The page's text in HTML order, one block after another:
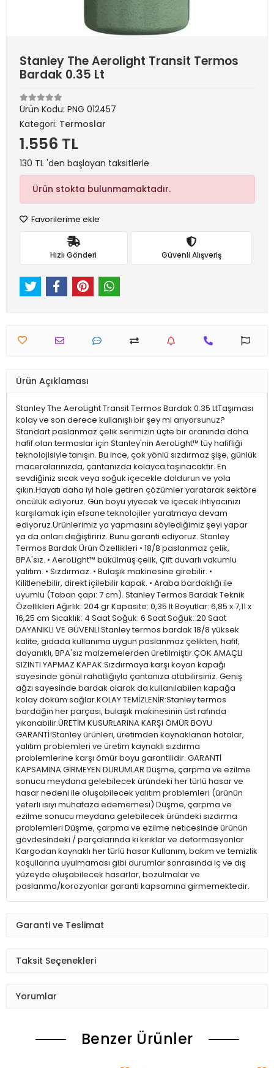
Stanley The Aerolight Transit Termos
Bardak 0.35 Lt
Ürün Kodu: PNG 012457
Kategori: Termoslar
1.556 TL
130 TL 'den başlayan taksitlerle
Ürün stokta bulunmamaktadır.
Favorilerime ekle
Hızlı Gönderi Güvenli Alışveriş
Ürün Açıklaması
Stanley The AeroLight Transit Termos Bardak 0.35 LtTaşıması
kolay ve son derece kullanışlı bir şey mi arıyorsunuz?
Standart paslanmaz çelik serimizin üçte bir oranında daha
hafif olan termoslar için Stanley'nin AeroLight™ tüy hafifliği
teknolojisiyle tanışın. Bu ince, çok yönlü sızdırmaz şişe, günlük
maceralarınızda, çantanızda kolayca taşınacaktır. En
sevdiğiniz sıcak veya soğuk içecekle doldurun ve yola
çıkın.Hayatı daha iyi hale getiren çözümler yaratarak sektöre
öncülük ediyoruz. Gün boyu yiyecek ve içecek ihtiyacınızı
karşılamak için efsane teknolojiler yaratmaya devam
ediyoruz.Ürünlerimiz ya yapmasını söylediğimiz şeyi yapar
ya da onları değiştiririz. Bunu garanti ediyoruz. Stanley
Termos Bardak Ürün Özellikleri • 18/8 paslanmaz çelik,
BPA'sız. • AeroLight™ bükülmüş çelik, Çift duvarlı vakumlu
yalıtım. • Sızdırmaz. • Bulaşık makinesine girebilir. •
Kilitlenebilir, direkt içilebilir kapak. • Araba bardaklığı ile
uyumlu (Taban çapı: 7 cm). Stanley Termos Bardak Teknik
Özellikleri Ağırlık: 204 gr Kapasite: 0,35 lt Boyutlar: 6,85 x 7,11 x
16,25 cm Sıcaklık: 4 Saat Soğuk: 6 Saat Soğuk: 20 Saat
DAYANIKLI VE GÜVENLİ:Stanley termos bardak 18/8 yüksek
kalite, gıdada kullanıma uygun paslanmaz çelikten, hafif,
dayanıklı, BPA'sız malzemelerden üretilmiştir.ÇOK AMAÇLI
SIZINTI YAPMAZ KAPAK:Sızdırmaya karşı koyan kapağı
sayesinde gönül rahatlığıyla çantanıza atabilirsiniz. Geniş
ağzı sayesinde bardak olarak da kullanılabilen kapağa
kolay döküm sağlar.KOLAY TEMİZLENİR:Stanley termos
bardağın her parçası, bulaşık makinesinin üst rafında
yıkanabilir.ÜRETİM KUSURLARINA KARŞI ÖMÜR BOYU
GARANTİ!Stanley ürünleri, üretimden kaynaklanan hatalar,
yalıtım problemleri ve üretim kaynaklı sızdırma
problemlerine karşı ömür boyu garantilidir. GARANTİ
KAPSAMINA GİRMEYEN DURUMLAR Düşme, çarpma ve ezilme
sonucu meydana gelebilecek üründeki her türlü hasar ve
hasar nedeni ile oluşabilecek yalıtım problemleri (ürünün
yeterli ısıyı muhafaza edememesi) Düşme, çarpma ve
ezilme sonucu meydana gelebilecek üründeki sızdırma
problemleri Düşme, çarpma ve ezilme neticesinde ürünün
gövdesindeki / parçalarında ki kırıklar ve deformasyonlar
Kargodan kaynaklı her türlü hasar Kullanım, bakım ve temizlik
koşullarına uyulmaması gibi durumlar sonrasında iç ve dış
yüzeyde oluşabilecek hasarlar, bozulmalar ve
paslanma/korozyonlar garanti kapsamına girmemektedir.
Garanti ve Teslimat
Taksit Seçenekleri
Yorumlar
Benzer Ürünler